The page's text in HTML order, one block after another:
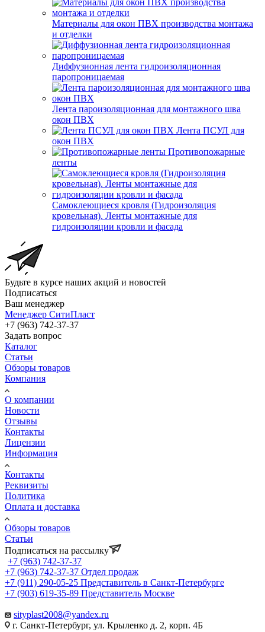
Материалы для окон ПВХ производства монтажа
и отделки
Диффузионная лента гидроизоляционная
паропроницаемая
Лента пароизоляционная для монтажного шва
окон ПВХ
Лента ПСУЛ для
окон ПВХ
Противопожарные
ленты
Самоклеющиеся кровля (Гидроизоляция
кровельная). Ленты монтажные для
гидроизоляции кровли и фасада
Будьте в курсе наших акций и новостей
Подписаться
Ваш менеджер
Менеджер СитиПласт
+7 (963) 742-37-37
Задать вопрос
Каталог
Статьи
Обзоры товаров
Компания
О компании
Новости
Отзывы
Контакты
Лицензии
Информация
Контакты
Реквизиты
Политика
Оплата и доставка
Обзоры товаров
Статьи
Подписаться на рассылку
+7 (963) 742-37-37
+7 (963) 742-37-37 Отдел продаж
+7 (911) 290-05-25 Представитель в Санкт-Петербурге
+7 (903) 619-35-89 Представитель Москве
sityplast2008@yandex.ru
г. Санкт-Петербург, ул. Крыленко д. 2, корп. 4Б